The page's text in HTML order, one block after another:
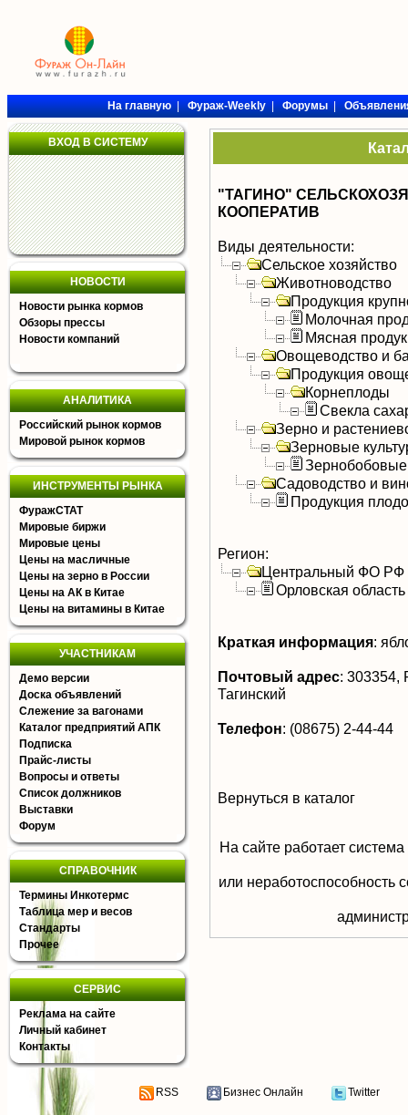
На главную|Фураж-Weekly|Форумы|
ВХОД В СИСТЕМУ
НОВОСТИ
Новости рынка кормов
Обзоры прессы
Новости компаний
АНАЛИТИКА
Российский рынок кормов
Мировой рынок кормов
ИНСТРУМЕНТЫ РЫНКА
ФуражСТАТ
Мировые биржи
Мировые цены
Цены на масличные
Цены на зерно в России
Цены на АК в Китае
Цены на витамины в Китае
УЧАСТНИКАМ
Демо версии
Доска объявлений
Слежение за вагонами
Каталог предприятий АПК
Подписка
Прайс-листы
Вопросы и ответы
Список должников
Выставки
Форум
СПРАВОЧНИК
Термины Инкотермс
Таблица мер и весов
Стандарты
Прочее
СЕРВИС
Реклама на сайте
Личный кабинет
Контакты
"ТАГИНО"
КООПЕРАТИВ
Виды деятельности:
Сельское хозяйство
Животноводство
Продукция
Молочная
Мясная
Овощеводство и
Продукция
Корнеплоды
Свекла
Зерно и
Зерновые
Зернобобовые
Садоводство и
Продукция
Регион:
Центральный ФО РФ
Орловская область
Краткая информация:
Почтовый адрес: 303354,
Тагинский
Телефон: (08675) 2-44-44
Вернуться в каталог
На сайте работает
или неработоспособность
RSS Бизнес Онлайн Twitter